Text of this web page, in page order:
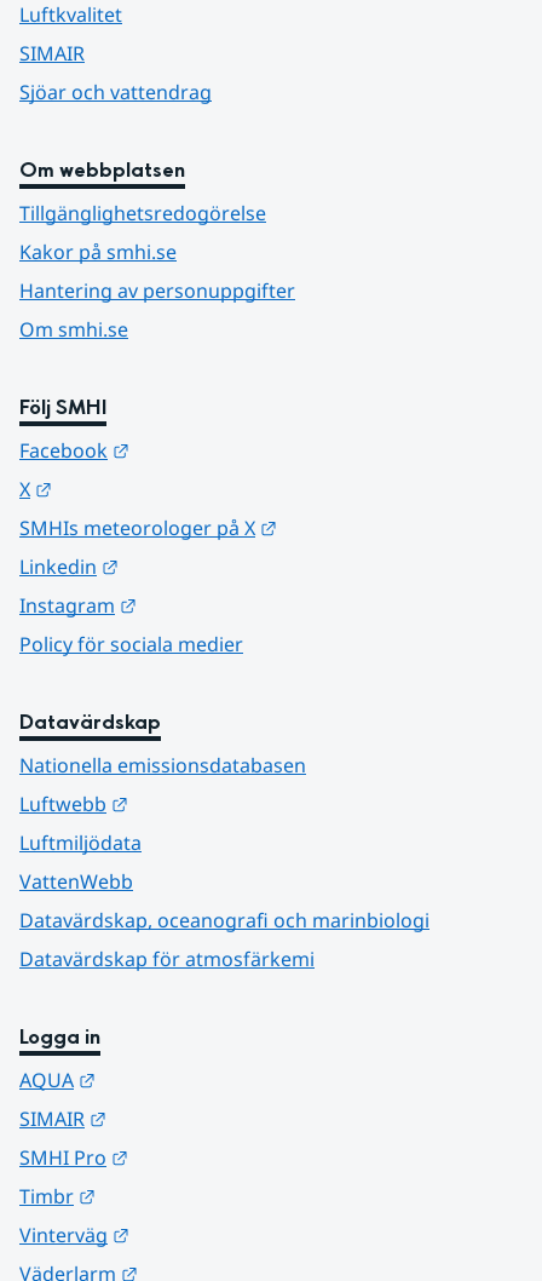
Luftkvalitet
SIMAIR
Sjöar och vattendrag
Om webbplatsen
Tillgänglighetsredogörelse
Kakor på smhi.se
Hantering av personuppgifter
Om smhi.se
Följ SMHI
Facebook
X
SMHIs meteorologer på X
Linkedin
Instagram
Policy för sociala medier
Datavärdskap
Nationella emissionsdatabasen
Luftwebb
Luftmiljödata
VattenWebb
Datavärdskap, oceanografi och marinbiologi
Datavärdskap för atmosfärkemi
Logga in
AQUA
SIMAIR
SMHI Pro
Timbr
Vinterväg
Väderlarm